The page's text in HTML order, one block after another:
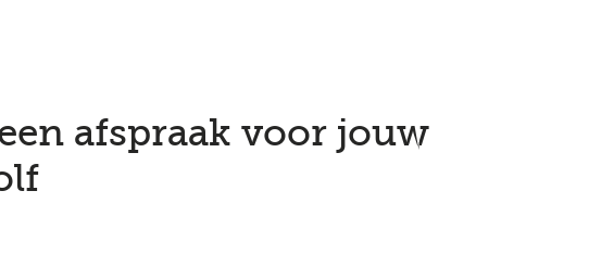
afspraak voor jouw